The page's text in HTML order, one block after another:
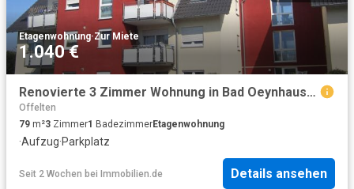
Etagenwohnung·Zur Miete
1.040 €
Renovierte 3 Zimmer Wohnung in Bad Oeynhausen 19
Offelten
79 m²3 Zimmer1 BadezimmerEtagenwohnung
·Aufzug·Parkplatz
Seit 2 Wochen bei Immobilien.de Details ansehen